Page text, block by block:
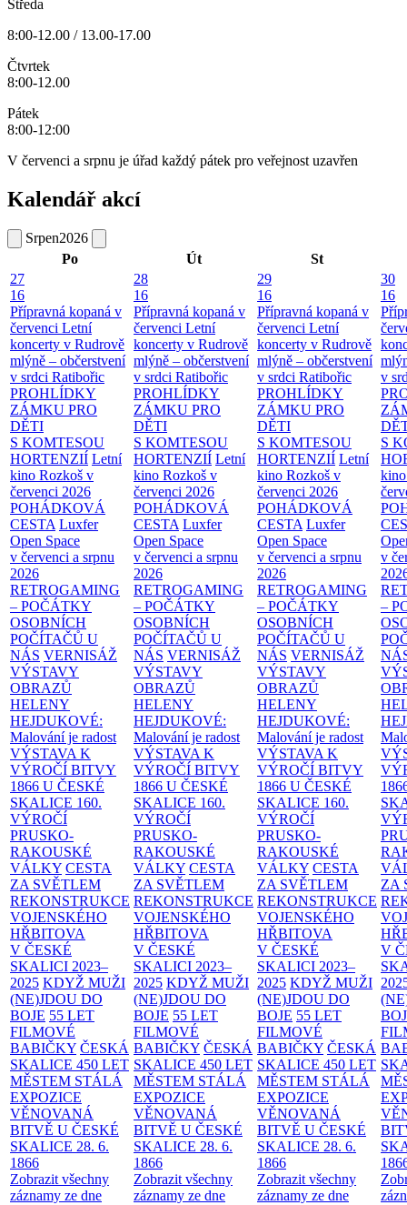
Středa
8:00-12.00 / 13.00-17.00
Čtvrtek
8:00-12.00
Pátek
8:00-12:00
V červenci a srpnu je úřad každý pátek pro veřejnost uzavřen
Kalendář akcí
Srpen2026
Po
Út
St
27
16
Přípravná kopaná v
červenci Letní
koncerty v Rudrově
mlýně – občerstvení
v srdci Ratibořic
PROHLÍDKY
ZÁMKU PRO
DĚTI
S KOMTESOU
HORTENZIÍ Letní
kino Rozkoš v
červenci 2026
POHÁDKOVÁ
CESTA Luxfer
Open Space
v červenci a srpnu
2026
RETROGAMING
– POČÁTKY
OSOBNÍCH
POČÍTAČŮ U
NÁS VERNISÁŽ
VÝSTAVY
OBRAZŮ
HELENY
HEJDUKOVÉ:
Malování je radost
VÝSTAVA K
VÝROČÍ BITVY
1866 U ČESKÉ
SKALICE 160.
VÝROČÍ
PRUSKO-
RAKOUSKÉ
VÁLKY CESTA
ZA SVĚTLEM
REKONSTRUKCE
VOJENSKÉHO
HŘBITOVA
V ČESKÉ
SKALICI 2023–
2025 KDYŽ MUŽI
(NE)JDOU DO
BOJE 55 LET
FILMOVÉ
BABIČKY ČESKÁ
SKALICE 450 LET
MĚSTEM STÁLÁ
EXPOZICE
VĚNOVANÁ
BITVĚ U ČESKÉ
SKALICE 28. 6.
1866
Zobrazit všechny
záznamy ze dne
28
16
Přípravná kopaná v
červenci Letní
koncerty v Rudrově
mlýně – občerstvení
v srdci Ratibořic
PROHLÍDKY
ZÁMKU PRO
DĚTI
S KOMTESOU
HORTENZIÍ Letní
kino Rozkoš v
červenci 2026
POHÁDKOVÁ
CESTA Luxfer
Open Space
v červenci a srpnu
2026
RETROGAMING
– POČÁTKY
OSOBNÍCH
POČÍTAČŮ U
NÁS VERNISÁŽ
VÝSTAVY
OBRAZŮ
HELENY
HEJDUKOVÉ:
Malování je radost
VÝSTAVA K
VÝROČÍ BITVY
1866 U ČESKÉ
SKALICE 160.
VÝROČÍ
PRUSKO-
RAKOUSKÉ
VÁLKY CESTA
ZA SVĚTLEM
REKONSTRUKCE
VOJENSKÉHO
HŘBITOVA
V ČESKÉ
SKALICI 2023–
2025 KDYŽ MUŽI
(NE)JDOU DO
BOJE 55 LET
FILMOVÉ
BABIČKY ČESKÁ
SKALICE 450 LET
MĚSTEM STÁLÁ
EXPOZICE
VĚNOVANÁ
BITVĚ U ČESKÉ
SKALICE 28. 6.
1866
Zobrazit všechny
záznamy ze dne
29
16
Přípravná kopaná v
červenci Letní
koncerty v Rudrově
mlýně – občerstvení
v srdci Ratibořic
PROHLÍDKY
ZÁMKU PRO
DĚTI
S KOMTESOU
HORTENZIÍ Letní
kino Rozkoš v
červenci 2026
POHÁDKOVÁ
CESTA Luxfer
Open Space
v červenci a srpnu
2026
RETROGAMING
– POČÁTKY
OSOBNÍCH
POČÍTAČŮ U
NÁS VERNISÁŽ
VÝSTAVY
OBRAZŮ
HELENY
HEJDUKOVÉ:
Malování je radost
VÝSTAVA K
VÝROČÍ BITVY
1866 U ČESKÉ
SKALICE 160.
VÝROČÍ
PRUSKO-
RAKOUSKÉ
VÁLKY CESTA
ZA SVĚTLEM
REKONSTRUKCE
VOJENSKÉHO
HŘBITOVA
V ČESKÉ
SKALICI 2023–
2025 KDYŽ MUŽI
(NE)JDOU DO
BOJE 55 LET
FILMOVÉ
BABIČKY ČESKÁ
SKALICE 450 LET
MĚSTEM STÁLÁ
EXPOZICE
VĚNOVANÁ
BITVĚ U ČESKÉ
SKALICE 28. 6.
1866
Zobrazit všechny
záznamy ze dne
30
16
v
S
v
–
ZA
V